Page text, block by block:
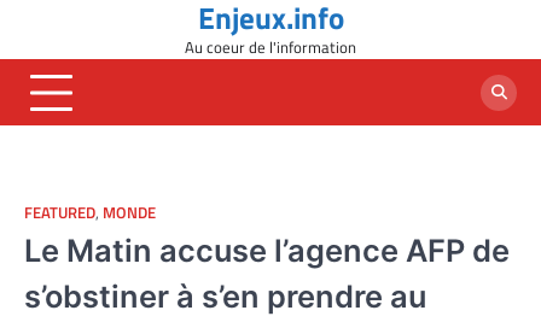
content
Enjeux.info
Au coeur de l'information
FEATURED, MONDE
Le Matin accuse l’agence AFP de
s’obstiner à s’en prendre au